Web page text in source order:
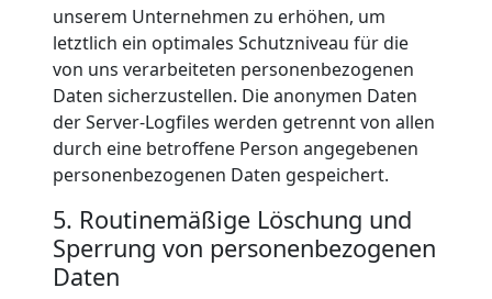
unserem Unternehmen zu erhöhen, um
letztlich ein optimales Schutzniveau für die
von uns verarbeiteten personenbezogenen
Daten sicherzustellen. Die anonymen Daten
der Server-Logfiles werden getrennt von allen
durch eine betroffene Person angegebenen
personenbezogenen Daten gespeichert.
5. Routinemäßige Löschung und
Sperrung von personenbezogenen
Daten